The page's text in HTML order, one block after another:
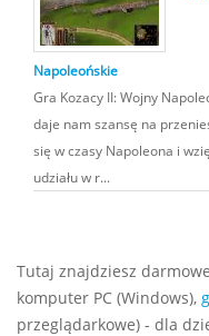
Napoleońskie
Gra Kozacy II: Wojny
daje nam szansę na
się w czasy Napoleona i
udziału w r...
Tutaj znajdziesz
komputer PC (Windows),
przeglądarkowe) - dla